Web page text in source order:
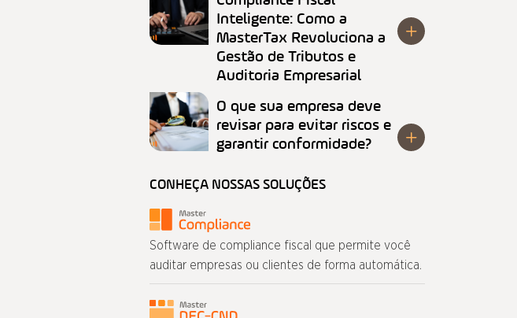
Inteligente: Como a
MasterTax Revoluciona a
Gestão de Tributos e
Auditoria Empresarial
O que sua empresa deve
revisar para evitar riscos e
garantir conformidade?
CONHEÇA NOSSAS SOLUÇÕES
Software de compliance fiscal que permite você
auditar empresas ou clientes de forma automática.